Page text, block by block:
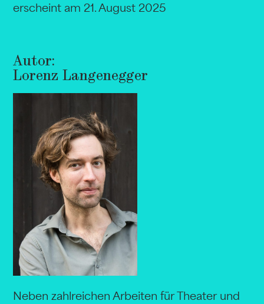
erscheint am 21. August 2025
Autor:
Lorenz Langenegger
Neben zahlreichen Arbeiten für Theater und